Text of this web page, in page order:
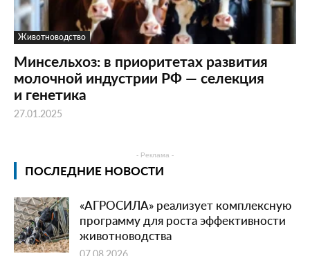
Животноводство
Минсельхоз: в приоритетах развития
молочной индустрии РФ — селекция
и генетика
27.01.2025
- Реклама -
ПОСЛЕДНИЕ НОВОСТИ
«АГРОСИЛА» реализует комплексную
программу для роста эффективности
животноводства
07.08.2026